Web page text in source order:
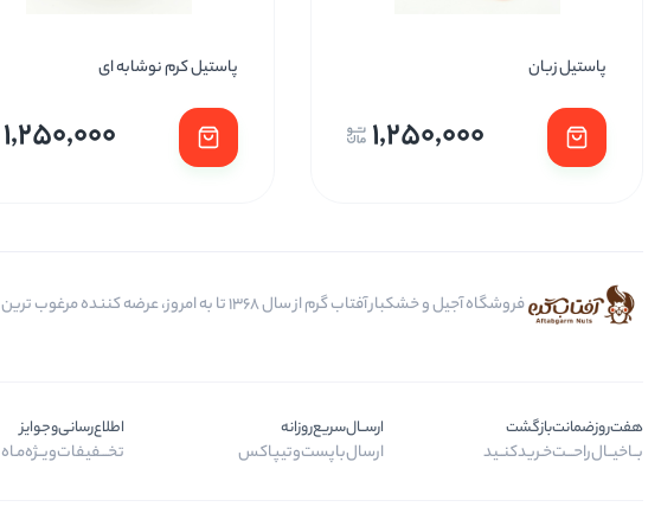
پاستیل زبان
1,250,000
پاستیل کرم نوشابه ای
1,250,000
فروشگاه آجیل و خشکبار آفتاب گرم از سال 1368 تا به امروز، عرضه کننده مرغوب ترین محصولات آجیل، خشکبار، انواع تنقلات، ادویه و باکس کادویی است.
هفت‌روز‌ضمانت‌بازگشت
بــا‌خیــال‌راحـــت‌خـرید‌کنــید
ارســال‌سریع‌روزانه
ارسال‌با‌پست‌و‌تیپاکس
اطلاع‌رسانی‌و‌جوایز
تخـــفیفات‌ویــژه‌مـاه